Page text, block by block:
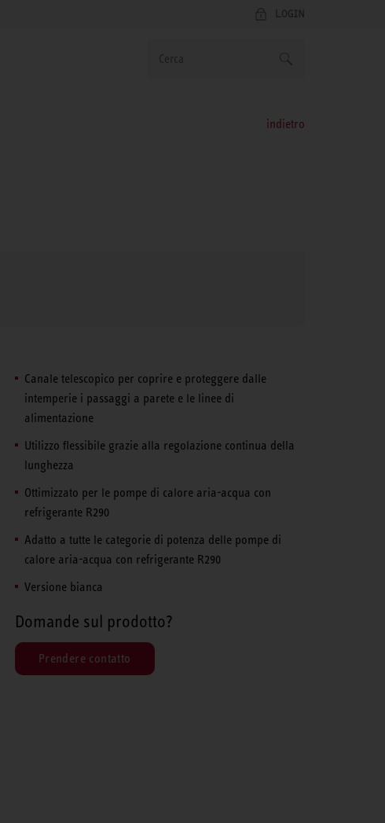
LOGIN
indietro
Canale telescopico per coprire e proteggere dalle
intemperie i passaggi a parete e le linee di
alimentazione
Utilizzo flessibile grazie alla regolazione continua della
lunghezza
Ottimizzato per le pompe di calore aria-acqua con
refrigerante R290
Adatto a tutte le categorie di potenza delle pompe di
calore aria-acqua con refrigerante R290
Versione bianca
Domande sul prodotto?
Prendere contatto